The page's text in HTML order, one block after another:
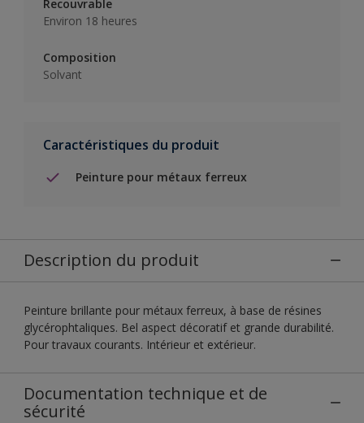
Recouvrable
Environ 18 heures
Composition
Solvant
Caractéristiques du produit
Peinture pour métaux ferreux
Description du produit
Peinture brillante pour métaux ferreux, à base de résines
glycérophtaliques. Bel aspect décoratif et grande durabilité.
Pour travaux courants. Intérieur et extérieur.
Documentation technique et de
sécurité